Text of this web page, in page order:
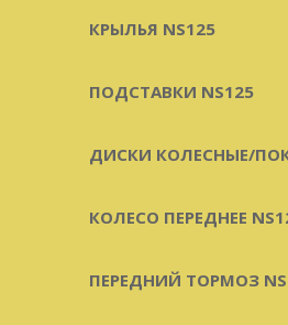
КРЫЛЬЯ NS125
ПОДСТАВКИ NS125
ДИСКИ КОЛЕСНЫЕ/
КОЛЕСО ПЕРЕДНЕЕ
ПЕРЕДНИЙ ТОРМОЗ